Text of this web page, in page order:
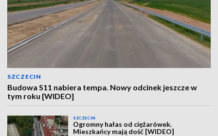
SZCZECIN
Budowa S11 nabiera tempa. Nowy odcinek jeszcze w
tym roku [WIDEO]
SZCZECIN
Ogromny hałas od ciężarówek.
Mieszkańcy mają dość [WIDEO]